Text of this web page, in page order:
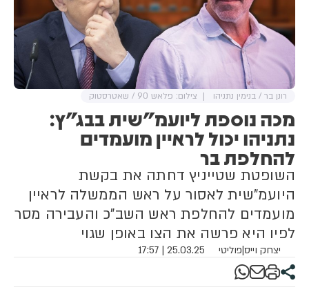
מכה נוספת ליועמ"שית בבג"ץ:
נתניהו יכול לראיין מועמדים
להחלפת בר
השופטת שטייניץ דחתה את בקשת
היועמ"שית לאסור על ראש הממשלה לראיין
מועמדים להחלפת ראש השב"כ והעבירה מסר
לפיו היא פרשה את הצו באופן שגוי
יצחק וייס|פוליטי 25.03.25 | 17:57
רונן בר / בנימין נתניהו צילום: פלאש 90 / שאטרסטוק